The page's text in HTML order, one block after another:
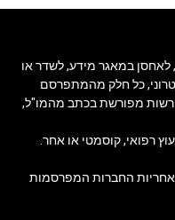
לאחסן במאגר מידע, לשדר או
כל חלק מהמתפרסם
מפורשת בכתב מהמו"ל,
רפואי, קוסמטי או אחר.
החברות המפרסמות